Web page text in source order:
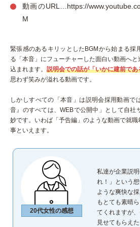
動画のURL…https://
M
緊張感のあるキリッとしたBGMから始まる採
る「本音」にフューチャーした面白い動画へ
込まれます。 説明会での話が「いかに建前で
思わず笑みが溢れる動画です。
しかしすべての「本音」は説明会採用動画で
音』のすべては、WEBで公開中」として自社
妙です。いわば「予告編」のような動画で就
事といえます。
20代女性の感想
私達が企業説
れ！」という
ような爽快な
もとても素晴
てくれますが
見せてもらえ